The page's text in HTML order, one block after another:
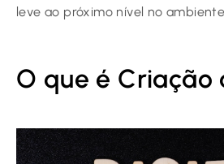
leve ao próximo nível no
O que é Criação